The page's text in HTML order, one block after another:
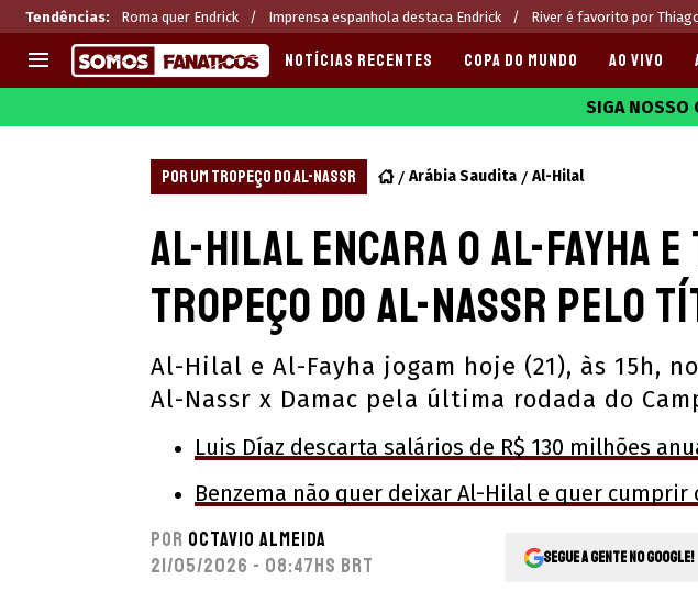
Tendências: Roma quer Endrick Imprensa espanhola destaca Endrick River é favorito por
CHAMPIONS LEAGUE
PREMIER LEAGUE
LIGA PORTUGUESA
EUROPA LEAGUE
Melhores sites de apostas 2025
Últimas
CASAS DE APOSTAS
CÓDIGOS e OFERTAS
APPS
RANKINGS
NOTÍCIAS RECENTES COPA DO MUNDO AO VIVO
SIGA NOSSO
POR UM TROPEÇO DO AL-NASSR Arábia Saudita Al-Hilal
Al-Hilal encara o Al-Fayha
tropeço do Al-Nassr pelo
Al-Hilal e Al-Fayha jogam hoje (21), às 15h,
Al-Nassr x Damac pela última rodada do
Luis Díaz descarta salários de R$ 130 milhões
Benzema não quer deixar Al-Hilal e quer cumprir
Por Octavio Almeida
21/05/2026 - 08:47hs BRT
Segue a gente no Google!